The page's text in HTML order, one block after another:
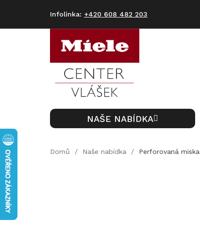
+420 608 482 203
NAŠE NABÍDKA
Domů / Naše nabídka / Perforovaná